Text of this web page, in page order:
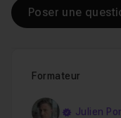
Formateur
Julien
Poser une